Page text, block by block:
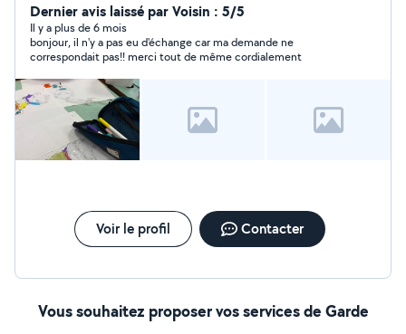
l'écoute je saurais répondre à vos demandes.
Dernier avis laissé par Voisin : 5/5
Il y a plus de 6 mois
bonjour, il n'y a pas eu d'échange car ma demande ne
correspondait pas!! merci tout de même cordialement
Voir le profil Contacter
Vous souhaitez proposer vos services de Garde